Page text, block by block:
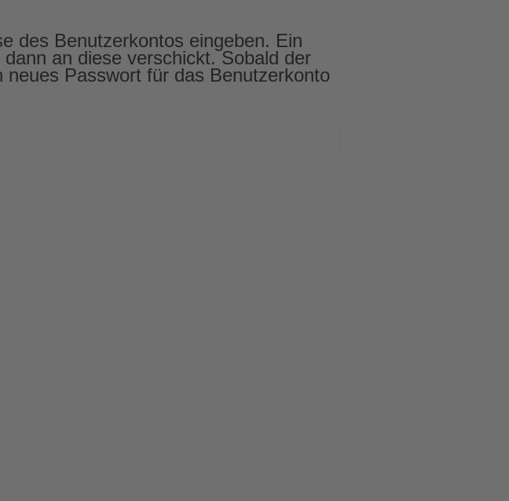
des Benutzerkontos eingeben. Ein
an diese verschickt. Sobald der
neues Passwort für das Benutzerkonto